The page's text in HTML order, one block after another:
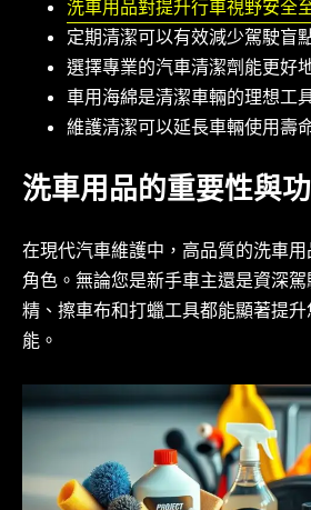
洗車用品對提升行車視野安全
定期清潔可以有效減少駕駛盲
選擇專業的汽車清潔劑能更好
車用海綿是清潔車輛的理想工
維護清潔可以延長車輛使用壽
洗車用品的重要性與
在現代汽車維護中，高品質的洗車
角色。無論您是新手車主還是資深
精、擦車布和打蠟工具都能顯著提
能。